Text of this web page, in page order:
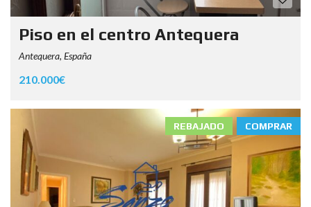
Piso en el centro Antequera
Antequera, España
210.000€
COMPRAR
REBAJADO